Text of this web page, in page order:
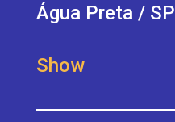
Água Preta / SP
Show